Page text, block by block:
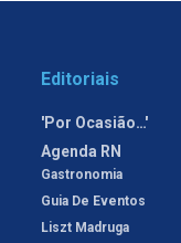
Editoriais
'Por Ocasião…'
Agenda RN
Gastronomia
Guia De Eventos
Liszt Madruga